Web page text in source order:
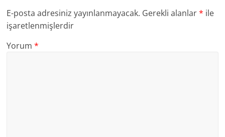
E-posta adresiniz yayınlanmayacak. Gerekli alanlar* ile
işaretlenmişlerdir
Yorum*